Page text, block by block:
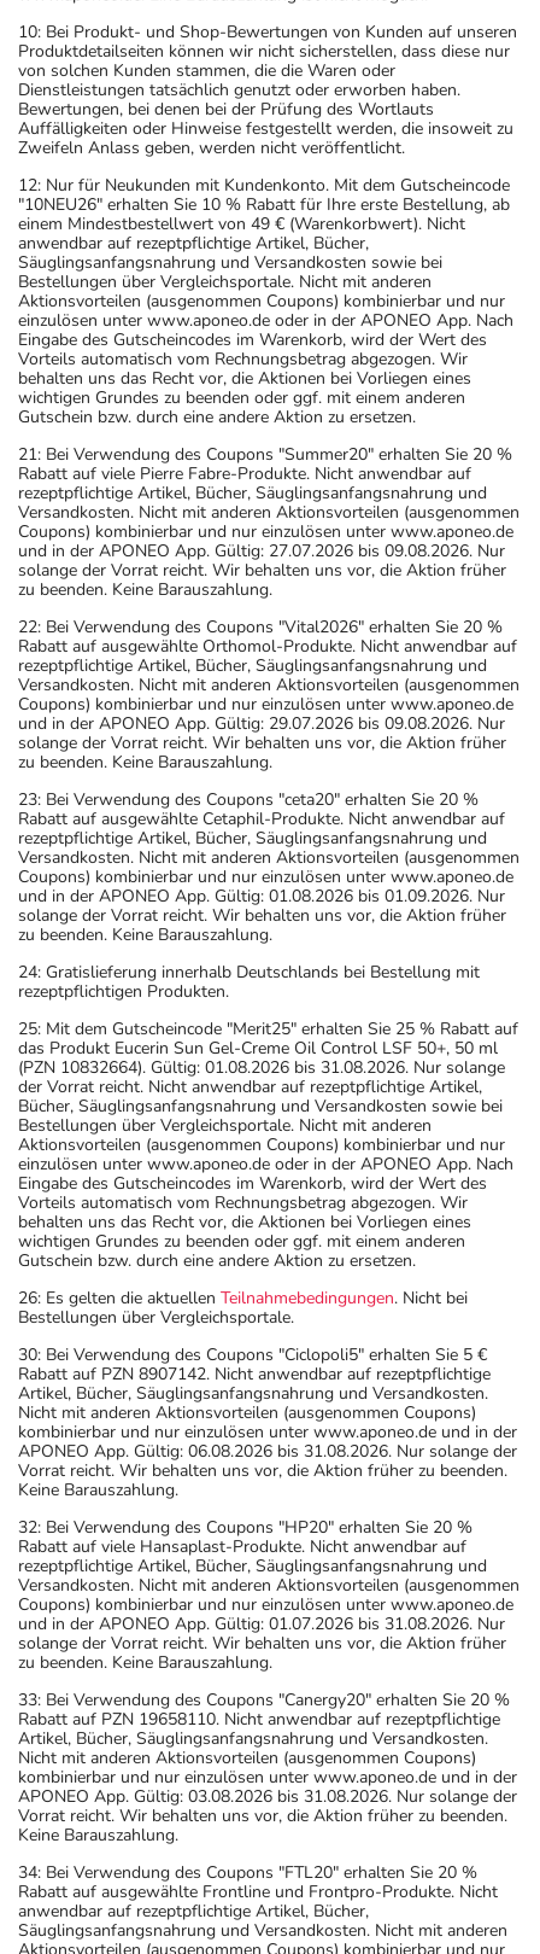
10: Bei Produkt- und Shop-Bewertungen von Kunden auf unseren
Produktdetailseiten können wir nicht sicherstellen, dass diese nur
von solchen Kunden stammen, die die Waren oder
Dienstleistungen tatsächlich genutzt oder erworben haben.
Bewertungen, bei denen bei der Prüfung des Wortlauts
Auffälligkeiten oder Hinweise festgestellt werden, die insoweit zu
Zweifeln Anlass geben, werden nicht veröffentlicht.
12: Nur für Neukunden mit Kundenkonto. Mit dem Gutscheincode
"10NEU26" erhalten Sie 10 % Rabatt für Ihre erste Bestellung, ab
einem Mindestbestellwert von 49 € (Warenkorbwert). Nicht
anwendbar auf rezeptpflichtige Artikel, Bücher,
Säuglingsanfangsnahrung und Versandkosten sowie bei
Bestellungen über Vergleichsportale. Nicht mit anderen
Aktionsvorteilen (ausgenommen Coupons) kombinierbar und nur
einzulösen unter www.aponeo.de oder in der APONEO App. Nach
Eingabe des Gutscheincodes im Warenkorb, wird der Wert des
Vorteils automatisch vom Rechnungsbetrag abgezogen. Wir
behalten uns das Recht vor, die Aktionen bei Vorliegen eines
wichtigen Grundes zu beenden oder ggf. mit einem anderen
Gutschein bzw. durch eine andere Aktion zu ersetzen.
21: Bei Verwendung des Coupons "Summer20" erhalten Sie 20 %
Rabatt auf viele Pierre Fabre-Produkte. Nicht anwendbar auf
rezeptpflichtige Artikel, Bücher, Säuglingsanfangsnahrung und
Versandkosten. Nicht mit anderen Aktionsvorteilen (ausgenommen
Coupons) kombinierbar und nur einzulösen unter www.aponeo.de
und in der APONEO App. Gültig: 27.07.2026 bis 09.08.2026. Nur
solange der Vorrat reicht. Wir behalten uns vor, die Aktion früher
zu beenden. Keine Barauszahlung.
22: Bei Verwendung des Coupons "Vital2026" erhalten Sie 20 %
Rabatt auf ausgewählte Orthomol-Produkte. Nicht anwendbar auf
rezeptpflichtige Artikel, Bücher, Säuglingsanfangsnahrung und
Versandkosten. Nicht mit anderen Aktionsvorteilen (ausgenommen
Coupons) kombinierbar und nur einzulösen unter www.aponeo.de
und in der APONEO App. Gültig: 29.07.2026 bis 09.08.2026. Nur
solange der Vorrat reicht. Wir behalten uns vor, die Aktion früher
zu beenden. Keine Barauszahlung.
23: Bei Verwendung des Coupons "ceta20" erhalten Sie 20 %
Rabatt auf ausgewählte Cetaphil-Produkte. Nicht anwendbar auf
rezeptpflichtige Artikel, Bücher, Säuglingsanfangsnahrung und
Versandkosten. Nicht mit anderen Aktionsvorteilen (ausgenommen
Coupons) kombinierbar und nur einzulösen unter www.aponeo.de
und in der APONEO App. Gültig: 01.08.2026 bis 01.09.2026. Nur
solange der Vorrat reicht. Wir behalten uns vor, die Aktion früher
zu beenden. Keine Barauszahlung.
24: Gratislieferung innerhalb Deutschlands bei Bestellung mit
rezeptpflichtigen Produkten.
25: Mit dem Gutscheincode "Merit25" erhalten Sie 25 % Rabatt auf
das Produkt Eucerin Sun Gel-Creme Oil Control LSF 50+, 50 ml
(PZN 10832664). Gültig: 01.08.2026 bis 31.08.2026. Nur solange
der Vorrat reicht. Nicht anwendbar auf rezeptpflichtige Artikel,
Bücher, Säuglingsanfangsnahrung und Versandkosten sowie bei
Bestellungen über Vergleichsportale. Nicht mit anderen
Aktionsvorteilen (ausgenommen Coupons) kombinierbar und nur
einzulösen unter www.aponeo.de oder in der APONEO App. Nach
Eingabe des Gutscheincodes im Warenkorb, wird der Wert des
Vorteils automatisch vom Rechnungsbetrag abgezogen. Wir
behalten uns das Recht vor, die Aktionen bei Vorliegen eines
wichtigen Grundes zu beenden oder ggf. mit einem anderen
Gutschein bzw. durch eine andere Aktion zu ersetzen.
26: Es gelten die aktuellen Teilnahmebedingungen. Nicht bei
Bestellungen über Vergleichsportale.
30: Bei Verwendung des Coupons "Ciclopoli5" erhalten Sie 5 €
Rabatt auf PZN 8907142. Nicht anwendbar auf rezeptpflichtige
Artikel, Bücher, Säuglingsanfangsnahrung und Versandkosten.
Nicht mit anderen Aktionsvorteilen (ausgenommen Coupons)
kombinierbar und nur einzulösen unter www.aponeo.de und in der
APONEO App. Gültig: 06.08.2026 bis 31.08.2026. Nur solange der
Vorrat reicht. Wir behalten uns vor, die Aktion früher zu beenden.
Keine Barauszahlung.
32: Bei Verwendung des Coupons "HP20" erhalten Sie 20 %
Rabatt auf viele Hansaplast-Produkte. Nicht anwendbar auf
rezeptpflichtige Artikel, Bücher, Säuglingsanfangsnahrung und
Versandkosten. Nicht mit anderen Aktionsvorteilen (ausgenommen
Coupons) kombinierbar und nur einzulösen unter www.aponeo.de
und in der APONEO App. Gültig: 01.07.2026 bis 31.08.2026. Nur
solange der Vorrat reicht. Wir behalten uns vor, die Aktion früher
zu beenden. Keine Barauszahlung.
33: Bei Verwendung des Coupons "Canergy20" erhalten Sie 20 %
Rabatt auf PZN 19658110. Nicht anwendbar auf rezeptpflichtige
Artikel, Bücher, Säuglingsanfangsnahrung und Versandkosten.
Nicht mit anderen Aktionsvorteilen (ausgenommen Coupons)
kombinierbar und nur einzulösen unter www.aponeo.de und in der
APONEO App. Gültig: 03.08.2026 bis 31.08.2026. Nur solange der
Vorrat reicht. Wir behalten uns vor, die Aktion früher zu beenden.
Keine Barauszahlung.
34: Bei Verwendung des Coupons "FTL20" erhalten Sie 20 %
Rabatt auf ausgewählte Frontline und Frontpro-Produkte. Nicht
anwendbar auf rezeptpflichtige Artikel, Bücher,
Säuglingsanfangsnahrung und Versandkosten. Nicht mit anderen